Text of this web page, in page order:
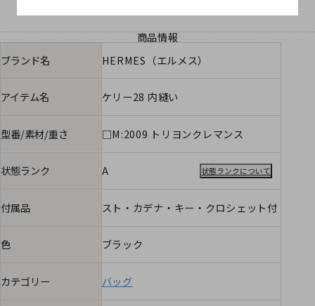
商品情報
ブランド名
HERMES（エルメス）
アイテム名 ケリー28 内縫い
型番/素材/重さ □M:2009 トリヨンクレマンス
状態ランク A 状態ランクについて
付属品 スト・カデナ・キー・クロシェット付
色 ブラック
カテゴリー バッグ